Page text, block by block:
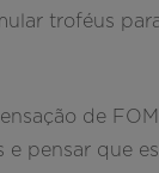
troféus
de
e pensar que